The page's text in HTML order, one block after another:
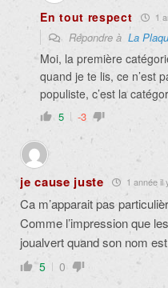
En tout respect 1
Répondre à La
Moi, la première
quand je te lis, ce n’est
populiste, c’est la
5 -3
je cause juste 1 année il
Ca m’apparait pas
Comme l’impression que
joualvert quand son nom
5 0